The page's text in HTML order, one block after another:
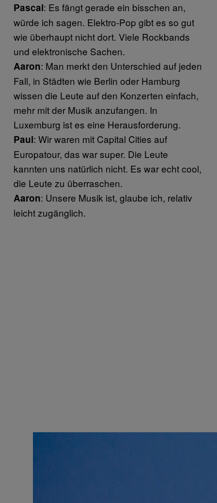
Pascal: Es fängt gerade ein bisschen an,
würde ich sagen. Elektro-Pop gibt es so gut
wie überhaupt nicht dort. Viele Rockbands
und elektronische Sachen.
Aaron: Man merkt den Unterschied auf jeden
Fall, in Städten wie Berlin oder Hamburg
wissen die Leute auf den Konzerten einfach,
mehr mit der Musik anzufangen. In
Luxemburg ist es eine Herausforderung.
Paul: Wir waren mit Capital Cities auf
Europatour, das war super. Die Leute
kannten uns natürlich nicht. Es war echt cool,
die Leute zu überraschen.
Aaron: Unsere Musik ist, glaube ich, relativ
leicht zugänglich.